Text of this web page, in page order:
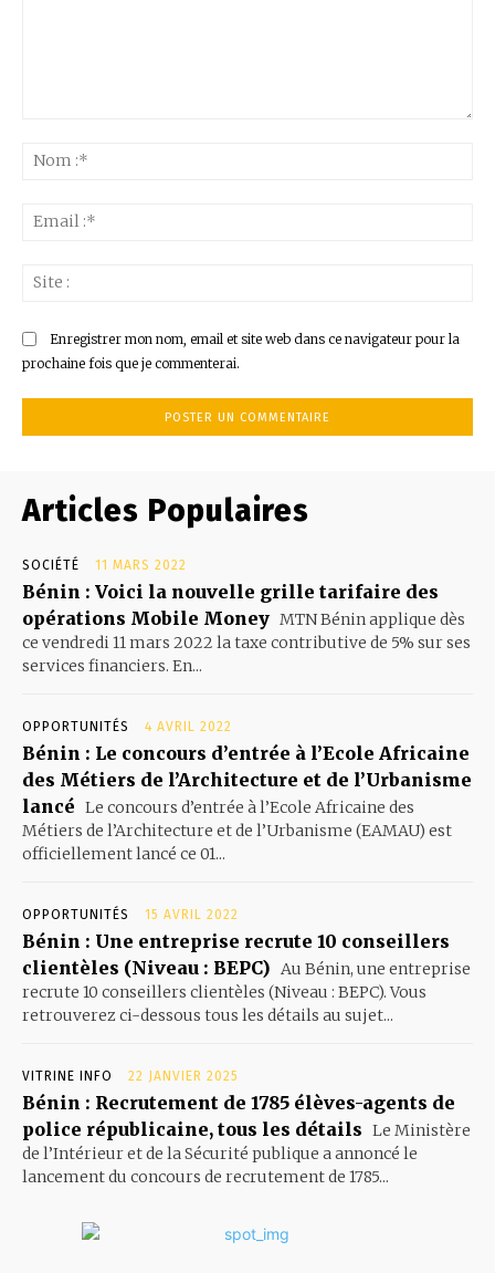
Enregistrer mon nom, email et site web dans ce navigateur pour la
prochaine fois que je commenterai.
Articles Populaires
SOCIÉTÉ 11 MARS 2022
Bénin : Voici la nouvelle grille tarifaire des
opérations Mobile Money MTN Bénin applique dès
ce vendredi 11 mars 2022 la taxe contributive de 5% sur ses
services financiers. En...
OPPORTUNITÉS 4 AVRIL 2022
Bénin : Le concours d’entrée à l’Ecole Africaine
des Métiers de l’Architecture et de l’Urbanisme
lancé Le concours d’entrée à l’Ecole Africaine des
Métiers de l’Architecture et de l’Urbanisme (EAMAU) est
officiellement lancé ce 01...
OPPORTUNITÉS 15 AVRIL 2022
Bénin : Une entreprise recrute 10 conseillers
clientèles (Niveau : BEPC) Au Bénin, une entreprise
recrute 10 conseillers clientèles (Niveau : BEPC). Vous
retrouverez ci-dessous tous les détails au sujet...
VITRINE INFO 22 JANVIER 2025
Bénin : Recrutement de 1785 élèves-agents de
police républicaine, tous les détails Le Ministère
de l’Intérieur et de la Sécurité publique a annoncé le
lancement du concours de recrutement de 1785...